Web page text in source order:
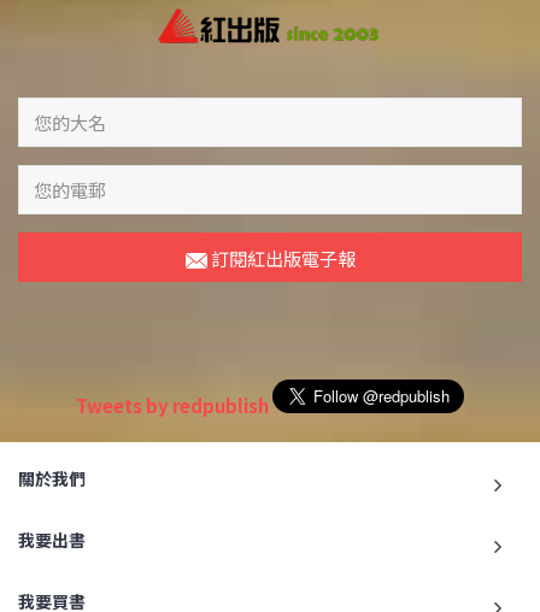
訂閱紅出版電子報
Tweets by redpublish
關於我們
我要出書
我要買書